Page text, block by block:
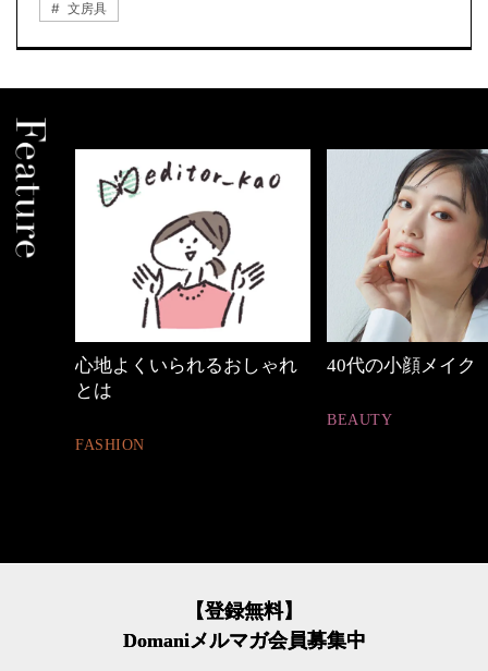
文房具
心地よくいられるおしゃれ
とは
FASHION
40代の小顔メイク
BEAUTY
【登録無料】
Domaniメルマガ会員募集中